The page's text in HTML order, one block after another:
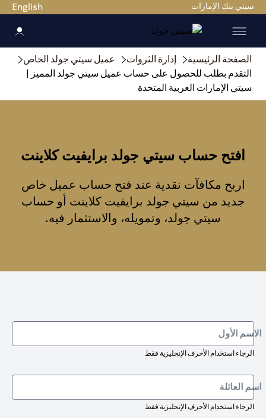
سيتي بنك الإمارات English
الصفحة الرئيسية إدارة الثروات
عميل سيتي جولد الخاص
التقدم بطلب للحصول على حساب عميل سيتي جولد المميز |
سيتي الإمارات العربية المتحدة
افتح حساب سيتي جولد برايفيت كلاينت
اربح مكافآت نقدية عند فتح حساب عميل خاص
جديد من سيتي جولد برايفيت كلاينت أو حساب
سيتي جولد، وتمويله، والاستثمار فيه.
الرجاء استخدام الأحرف الإنجليزية فقط
الاسم الأول
الرجاء استخدام الأحرف الإنجليزية فقط
اسم العائلة